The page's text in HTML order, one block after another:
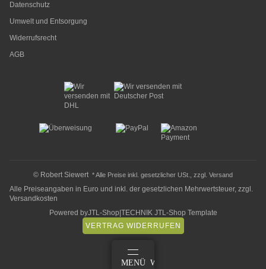
Datenschutz
Umwelt und Entsorgung
Widerrufsrecht
AGB
© Robert Siewert * Alle Preise inkl. gesetzlicher USt., zzgl. Versand
Alle Preiseangaben in Euro und inkl. der gesetzlichen Mehrwertsteuer, zzgl.
Versandkosten
Powered byJTL-Shop TECHNIK JTL-Shop Template
VERTRAG WIDERRUFEN
MENÜ WARENKORB